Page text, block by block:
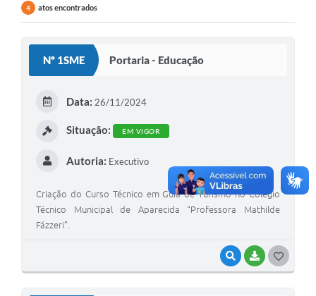
Editais
Telefones Úteis
Agenda
Diário Oficial
Notícias
4 atos encontrados
Nº 1SME Portaria - Educação
VISUALIZAR
BAIXAR
Data: 26/11/2024
Situação: EM VIGOR
Autoria: Executivo
Criação do Curso Técnico em Guia de Turismo no Colégio
Técnico Municipal de Aparecida “Professora Mathilde
Fázzeri”.